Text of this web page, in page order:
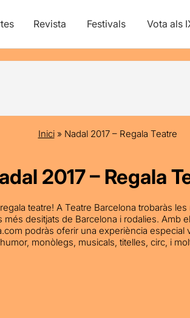
Revista Festivals Vota als
Inici» Nadal 2017 – Regala Teatre
2017 – Regala
teatre! A Teatre Barcelona trobaràs
més desitjats de Barcelona i rodalies. Amb
podràs oferir una experiència especial
humor, monòlegs, musicals, titelles, circ, i